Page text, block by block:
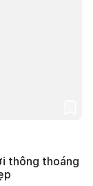
thông thoáng